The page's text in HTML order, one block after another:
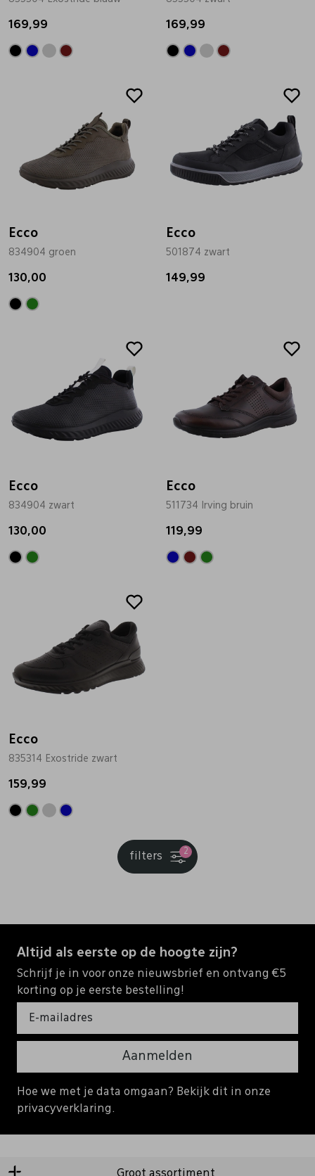
169,99 169,99
Ecco
834904 groen
130,00
Ecco
501874 zwart
149,99
Ecco
834904 zwart
130,00
Ecco
511734 Irving bruin
119,99
Ecco
835314 Exostride zwart
159,99
2
filters
Altijd als eerste op de hoogte zijn?
Schrijf je in voor onze nieuwsbrief en ontvang €5
korting op je eerste bestelling!
Aanmelden
Hoe we met je data omgaan? Bekijk dit in onze
privacyverklaring.